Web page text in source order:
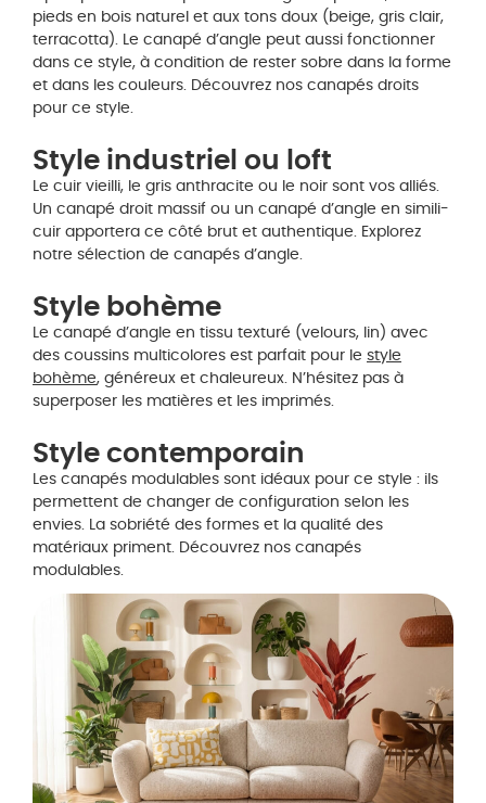
pieds en bois naturel et aux tons doux (beige, gris clair,
terracotta). Le canapé d’angle peut aussi fonctionner
dans ce style, à condition de rester sobre dans la forme
et dans les couleurs. Découvrez nos canapés droits
pour ce style.
Style industriel ou loft
Le cuir vieilli, le gris anthracite ou le noir sont vos alliés.
Un canapé droit massif ou un canapé d’angle en simili-
cuir apportera ce côté brut et authentique. Explorez
notre sélection de canapés d’angle.
Style bohème
Le canapé d’angle en tissu texturé (velours, lin) avec
des coussins multicolores est parfait pour le style
bohème, généreux et chaleureux. N’hésitez pas à
superposer les matières et les imprimés.
Style contemporain
Les canapés modulables sont idéaux pour ce style : ils
permettent de changer de configuration selon les
envies. La sobriété des formes et la qualité des
matériaux priment. Découvrez nos canapés
modulables.